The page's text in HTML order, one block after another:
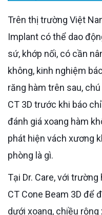
Trên thị trường Việt Nam, chi phí trồng một răng
Implant có thể dao
sứ, khớp nối, có cần
không, kinh nghiệm
răng hàm trên sau,
CT 3D trước khi báo
đánh giá xoang hàm
phát hiện vách xương
phòng là gì.
Tại Dr. Care, với trường hợp của chú, bác sĩ sẽ chụp
CT Cone Beam 3D để
dưới xoang, chiều